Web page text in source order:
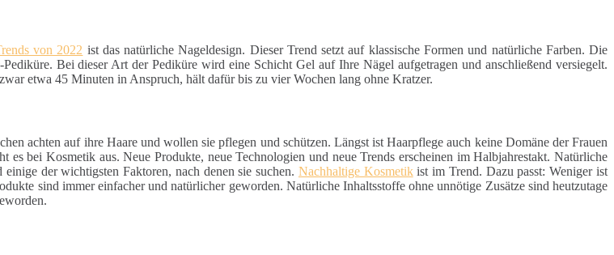
von 2022 ist das natürliche Nageldesign. Dieser Trend setzt auf klassische Formen und natürliche Farben. Die
Bei dieser Art der Pediküre wird eine Schicht Gel auf Ihre Nägel aufgetragen und anschließend versiegelt.
etwa 45 Minuten in Anspruch, hält dafür bis zu vier Wochen lang ohne Kratzer.
achten auf ihre Haare und wollen sie pflegen und schützen. Längst ist Haarpflege auch keine Domäne der Frauen
bei Kosmetik aus. Neue Produkte, neue Technologien und neue Trends erscheinen im Halbjahrestakt. Natürliche
der wichtigsten Faktoren, nach denen sie suchen. Nachhaltige Kosmetikist im Trend. Dazu passt: Weniger ist
sind immer einfacher und natürlicher geworden. Natürliche Inhaltsstoffe ohne unnötige Zusätze sind heutzutage